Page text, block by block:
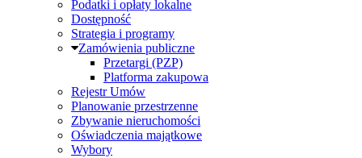
Podatki i opłaty lokalne
Dostępność
Strategia i programy
Zamówienia publiczne
Przetargi (PZP)
Platforma zakupowa
Rejestr Umów
Planowanie przestrzenne
Zbywanie nieruchomości
Oświadczenia majątkowe
Wybory